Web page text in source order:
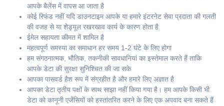
आपके बैलेंस में वापस आ जाता है
कोई रिफंड नहीं यदि डाउनटाइम आपके या हमारे इंटरनेट सेवा प्रदाता की गलती
की वजह से या शेड्यूल रखरखाव कार्य के कारण होता है
ईमेल सहायता कीमत में शामिल है
महत्वपूर्ण समस्या का समाधान हर समय 1-2 घंटे के लिए होगा
हम संगठनात्मक, भौतिक, तकनीकी सावधानियां का इस्तेमाल करते हैं ताकि
आपके डेटा की सुरक्षा सुनिश्चित की जा सके
आपका पासवर्ड हैश रूप में संग्रहीत है और हमारे लिए अज्ञात है
आपका डेटा तृतीय पक्षों के साथ साझा नहीं किया गया है। हम आपके किसी भी
डेटा को कानूनी एजेंसियों को हस्तांतरित करने के लिए एक अपवाद बना सकते हैं